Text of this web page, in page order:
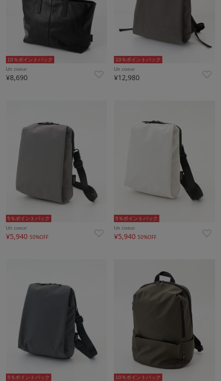
10％ポイントバック
Un coeur
¥8,690
10％ポイントバック
Un coeur
¥12,980
5％ポイントバック
Un coeur
¥5,940 50%OFF
5％ポイントバック
Un coeur
¥5,940 50%OFF
5％ポイントバック
10％ポイントバック